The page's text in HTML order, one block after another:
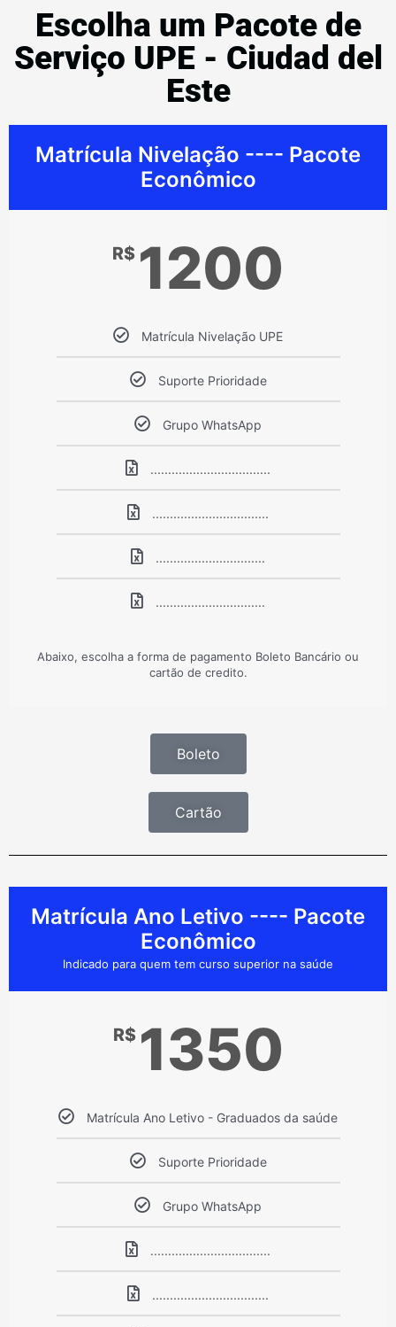
Escolha um Pacote de
Serviço UPE - Ciudad del
Este
Matrícula Nivelação ---- Pacote
Econômico
R$ 1200
Matrícula Nivelação UPE
Suporte Prioridade
Grupo WhatsApp
..................................
.................................
...............................
...............................
Abaixo, escolha a forma de pagamento Boleto Bancário ou
cartão de credito.
Boleto
Cartão
Matrícula Ano Letivo ---- Pacote
Econômico
Indicado para quem tem curso superior na saúde
R$ 1350
Matrícula Ano Letivo - Graduados da saúde
Suporte Prioridade
Grupo WhatsApp
..................................
.................................